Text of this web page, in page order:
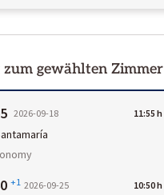
zum gewählten Zimmer
2026-09-18 11:55 h
+1 2026-09-25 10:50 h